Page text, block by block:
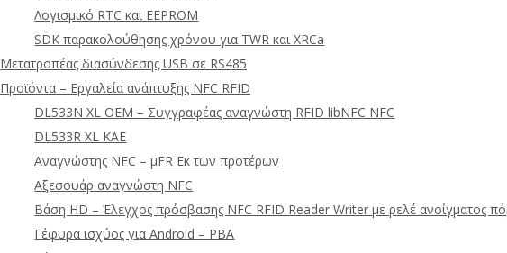
Λογισμικό RTC και EEPROM
SDK παρακολούθησης χρόνου για TWR και XRCa
Μετατροπέας διασύνδεσης USB σε RS485
Προϊόντα – Εργαλεία ανάπτυξης NFC RFID
DL533N XL OEM – Συγγραφέας αναγνώστη RFID libNFC NFC
DL533R XL ΚΑΕ
Αναγνώστης NFC – μFR Εκ των προτέρων
Αξεσουάρ αναγνώστη NFC
Βάση HD – Έλεγχος πρόσβασης NFC RFID Reader Writer με ρελέ ανοίγματος
Γέφυρα ισχύος για Android – PBA